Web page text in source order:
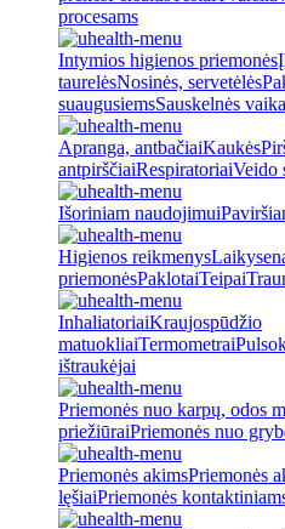
procesams
Intymios higienos priemonės
taurelėsNosinės, servetėlės
suaugusiemsSauskelnės
Apranga, antbačiaiKaukės
antpirščiaiRespiratoriaiVeido
Išoriniam naudojimui
Higienos reikmenys
priemonėsPaklotaiTeipai
InhaliatoriaiKraujospūdžio
matuokliaiTermometrai
ištraukėjai
Priemonės nuo karpų, odos
priežiūraiPriemonės nuo
Priemonės akimsPriemonės
lęšiaiPriemonės